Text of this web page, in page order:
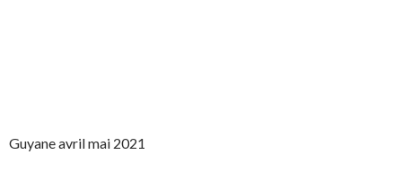
Guyane avril mai 2021